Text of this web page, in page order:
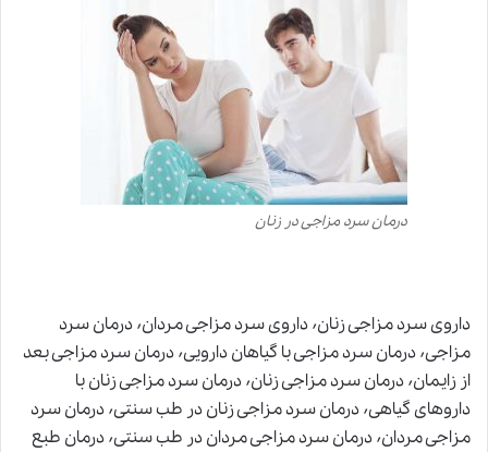
درمان سرد مزاجی در زنان
داروی سرد مزاجی زنان٬ داروی سرد مزاجی مردان٬ درمان سرد
مزاجی٬ درمان سرد مزاجی با گیاهان دارویی٬ درمان سرد مزاجی بعد
از زایمان٬ درمان سرد مزاجی زنان٬ درمان سرد مزاجی زنان با
داروهای گیاهی٬ درمان سرد مزاجی زنان در طب سنتی٬ درمان سرد
مزاجی مردان٬ درمان سرد مزاجی مردان در طب سنتی٬ درمان طبع